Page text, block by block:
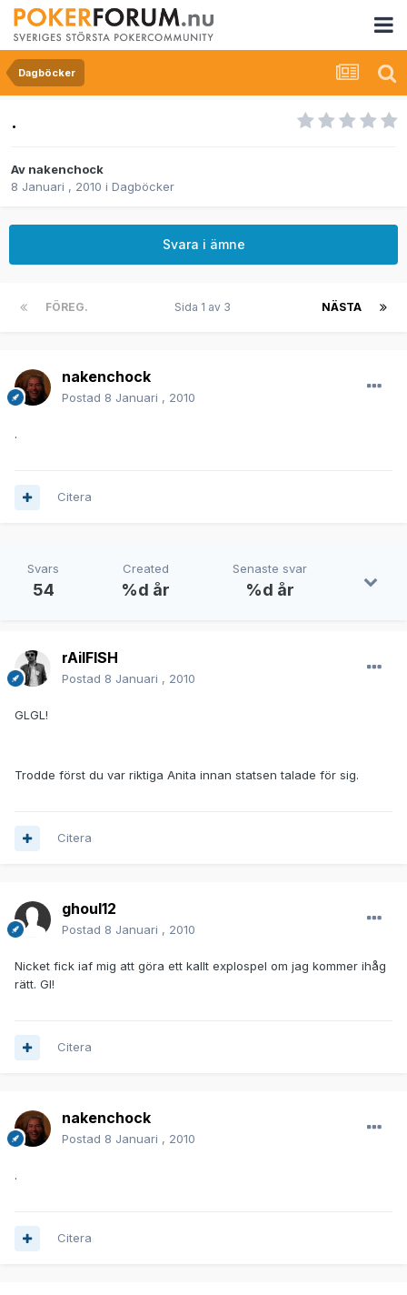
Dagböcker
.
Av nakenchock
8 Januari , 2010 i Dagböcker
Svara i ämne
FÖREG. NÄSTA
Sida 1 av 3
nakenchock
Postad 8 Januari , 2010
.
Citera
Svars
54
Created
%d år
Senaste svar
%d år
rAilFISH
Postad 8 Januari , 2010
GLGL!
Trodde först du var riktiga Anita innan statsen talade för sig.
Citera
ghoul12
Postad 8 Januari , 2010
Nicket fick iaf mig att göra ett kallt explospel om jag kommer ihåg
rätt. Gl!
Citera
nakenchock
Postad 8 Januari , 2010
.
Citera